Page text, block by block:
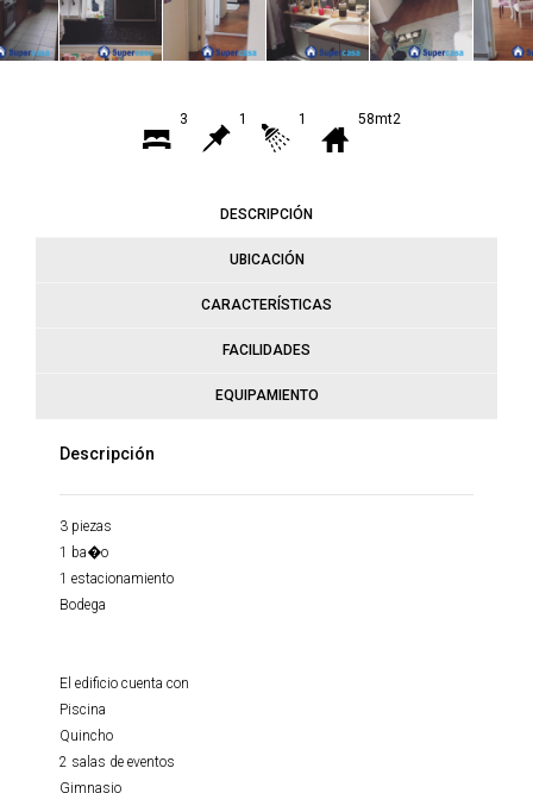
3 1 1 58mt2
DESCRIPCIÓN
UBICACIÓN
CARACTERÍSTICAS
FACILIDADES
EQUIPAMIENTO
Descripción
3 piezas
1 ba�o
1 estacionamiento
Bodega
El edificio cuenta con
Piscina
Quincho
2 salas de eventos
Gimnasio